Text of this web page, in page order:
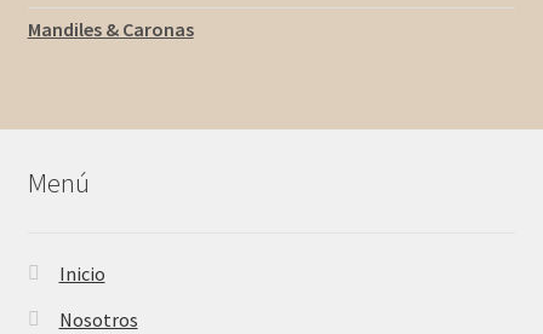
Mandiles & Caronas
Menú
Inicio
Nosotros